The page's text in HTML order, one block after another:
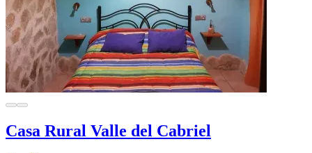
Casa Rural Valle del Cabriel